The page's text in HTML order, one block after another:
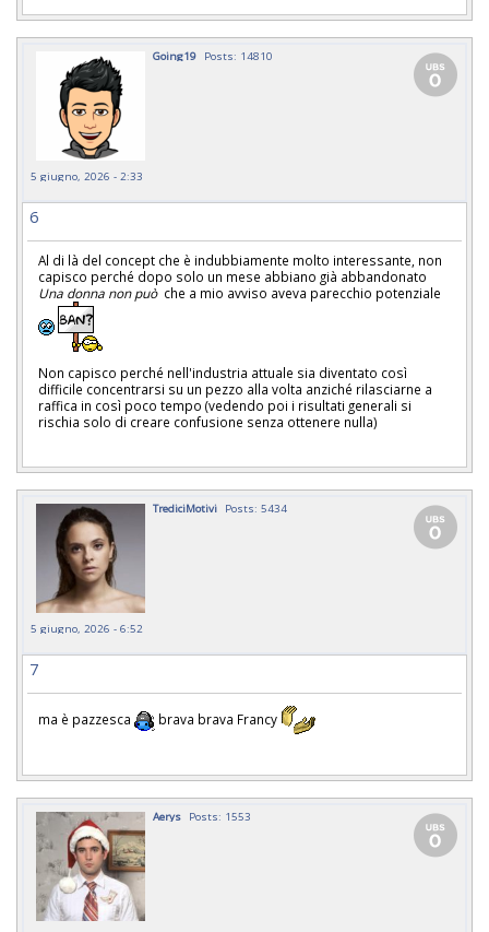
Going19 Posts: 14810
5 giugno, 2026 - 2:33
6
Al di là del concept che è indubbiamente molto interessante, non
capisco perché dopo solo un mese abbiano già abbandonato
Una donna non può che a mio avviso aveva parecchio potenziale
Non capisco perché nell'industria attuale sia diventato così
difficile concentrarsi su un pezzo alla volta anziché rilasciarne a
raffica in così poco tempo (vedendo poi i risultati generali si
rischia solo di creare confusione senza ottenere nulla)
TrediciMotivi Posts: 5434
5 giugno, 2026 - 6:52
7
ma è pazzesca brava brava Francy
Aerys Posts: 1553